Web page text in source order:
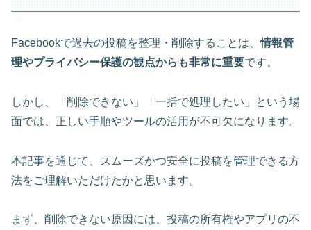
Facebookで過去の投稿を整理・削除することは、情報管
理やプライバシー保護の観点からも非常に重要です。
しかし、「削除できない」「一括で処理したい」という場
面では、正しい手順やツールの活用が不可欠になります。
本記事を通じて、スムーズかつ安全に投稿を管理できる方
法をご理解いただけたかと思います。
まず、削除できない原因には、 投稿の所有権やアプリの不